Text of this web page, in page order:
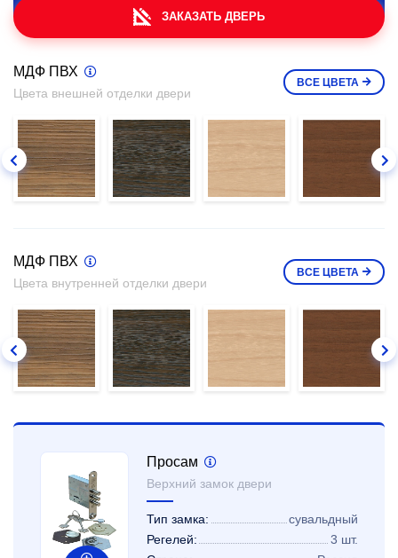
ЗАКАЗАТЬ ДВЕРЬ
МДФ ПВХ
Цвета внешней отделки двери
ВСЕ ЦВЕТА
МДФ ПВХ
Цвета внутренней отделки двери
ВСЕ ЦВЕТА
Просам
Верхний замок двери
Тип замка:
сувальдный
Регелей:
3 шт.